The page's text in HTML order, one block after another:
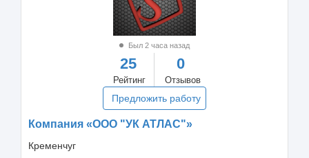
Был 2 часа назад
25
Рейтинг
0
Отзывов
Предложить работу
Компания «ООО "УК АТЛАС"»
Кременчуг